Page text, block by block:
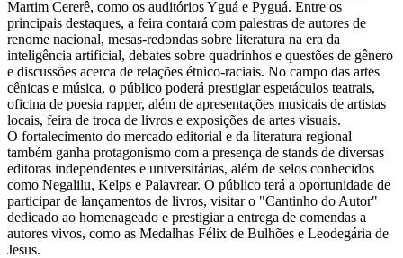
Martim Cererê, como os auditórios Yguá e Pyguá. Entre os
principais destaques, a feira contará com palestras de autores de
renome nacional, mesas-redondas sobre literatura na era da
inteligência artificial, debates sobre quadrinhos e questões de gênero
e discussões acerca de relações étnico-raciais. No campo das artes
cênicas e música, o público poderá prestigiar espetáculos teatrais,
oficina de poesia rapper, além de apresentações musicais de artistas
locais, feira de troca de livros e exposições de artes visuais.
O fortalecimento do mercado editorial e da literatura regional
também ganha protagonismo com a presença de stands de diversas
editoras independentes e universitárias, além de selos conhecidos
como Negalilu, Kelps e Palavrear. O público terá a oportunidade de
participar de lançamentos de livros, visitar o "Cantinho do Autor"
dedicado ao homenageado e prestigiar a entrega de comendas a
autores vivos, como as Medalhas Félix de Bulhões e Leodegária de
Jesus.